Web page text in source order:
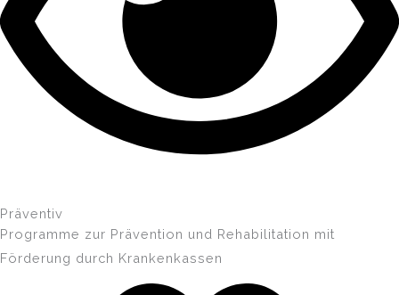
Präventiv
Programme zur Prävention und Rehabilitation mit
Förderung durch Krankenkassen